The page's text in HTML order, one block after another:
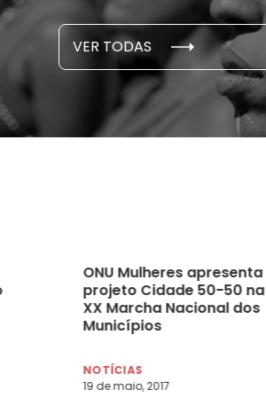
VER TODAS
E PESQUISAS
novembro, 2021
ONU Mulheres apresenta
projeto Cidade 50-50 na
XX Marcha Nacional dos
Municípios
NOTÍCIAS
19 de maio, 2017